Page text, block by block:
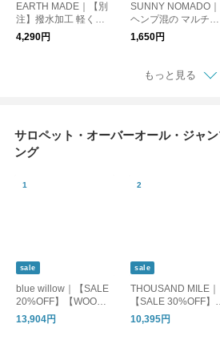
EARTH MADE｜【別
注】撥水加工 軽くて
使い勝手がいい ナイ
ロンボンサック
4,290円
SUNNY NOMADO｜
ヘンプ混の マルチカ
ラーソックス
1,650円
もっと見る
サロペット・オーバーオール・ジャ
ング
sale
blue willow｜【SALE
20%OFF】【WOODY
別注カラー】リネンオ
ールインワン レディ
13,904円
sale
THOUSAND MILE｜
【SALE 30%OFF】C
AMISOLE SALOPETT
E HIGH AIR PERMEA
10,395円